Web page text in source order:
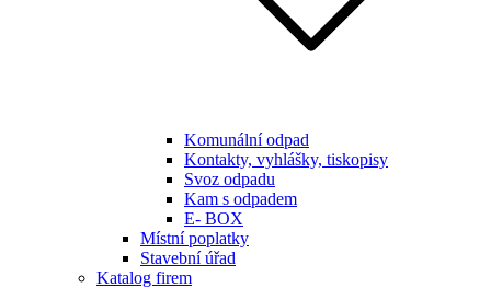
Komunální odpad
Kontakty, vyhlášky, tiskopisy
Svoz odpadu
Kam s odpadem
E- BOX
Místní poplatky
Stavební úřad
Katalog firem